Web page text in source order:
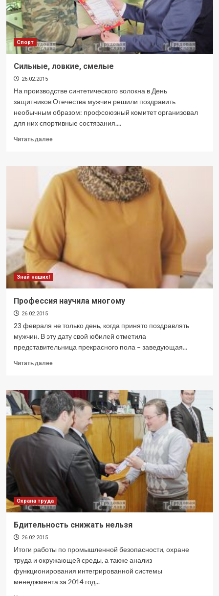
Спорт
Сильные, ловкие, смелые
26.02.2015
На производстве синтетического волокна в День
защитников Отечества мужчин решили поздравить
необычным образом: профсоюзный комитет организовал
для них спортивные состязания....
Читать далееПрочитать
Сильные,
ловкие,
смелые
Знай наших!
Профессия научила многому
26.02.2015
23 февраля не только день, когда принято поздравлять
мужчин. В эту дату свой юбилей отметила
представительница прекрасного пола – заведующая...
Читать далееПрочитать
Профессия
научила
многому
Охрана труда
Бдительность снижать нельзя
26.02.2015
Итоги работы по промышленной безопасности, охране
труда и окружающей среды, а также анализ
функционирования интегрированной системы
менеджмента за 2014 год...